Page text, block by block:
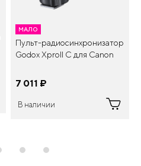
МАЛО
Пульт-радиосинхронизатор
Godox XproII C для Canon
7 011 ¤
В наличии